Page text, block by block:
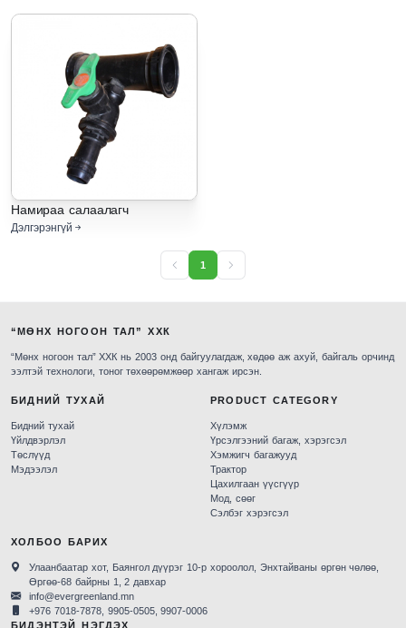
Намираа салаалагч
Дэлгэрэнгүй
1
“МӨНХ НОГООН ТАЛ” ХХК
“Мөнх ногоон тал” ХХК нь 2003 онд байгуулагдаж, хөдөө аж ахуй, байгаль орчинд
ээлтэй технологи, тоног төхөөрөмжөөр хангаж ирсэн.
БИДНИЙ ТУХАЙ
Бидний тухай
Үйлдвэрлэл
Төслүүд
Мэдээлэл
PRODUCT CATEGORY
Хүлэмж
Үрсэлгээний багаж, хэрэгсэл
Хэмжигч багажууд
Трактор
Цахилгаан үүсгүүр
Мод, сөөг
Сэлбэг хэрэгсэл
ХОЛБОО БАРИХ
Улаанбаатар хот, Баянгол дүүрэг 10-р хороолол, Энхтайваны өргөн чөлөө,
Өргөө-68 байрны 1, 2 давхар
info@evergreenland.mn
+976 7018-7878, 9905-0505, 9907-0006
БИДЭНТЭЙ НЭГДЭХ